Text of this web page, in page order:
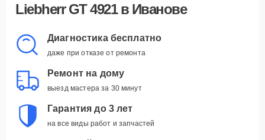
Liebherr GT 4921в Иванове
Диагностика бесплатно
даже при отказе от ремонта
Ремонт на дому
выезд мастера за 30 минут
Гарантия до 3 лет
на все виды работ и запчастей